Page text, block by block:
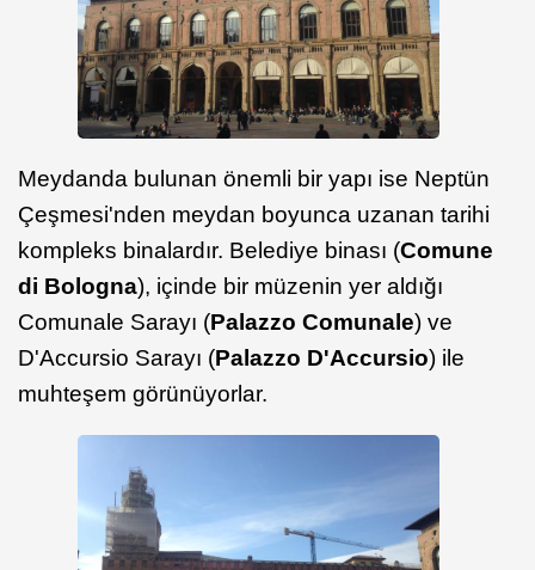
Meydanda bulunan önemli bir yapı ise Neptün
Çeşmesi'nden meydan boyunca uzanan tarihi
kompleks binalardır. Belediye binası (Comune
di Bologna), içinde bir müzenin yer aldığı
Comunale Sarayı (Palazzo Comunale) ve
D'Accursio Sarayı (Palazzo D'Accursio) ile
muhteşem görünüyorlar.